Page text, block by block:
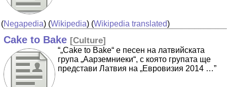
(Negapedia) (Wikipedia) (Wikipedia translated)
Cake to Bake [Culture]
“„Cake to Bake“ е песен на латвийската
група „Аарземниеки“, с която групата ще
представи Латвия на „Евровизия 2014 …”